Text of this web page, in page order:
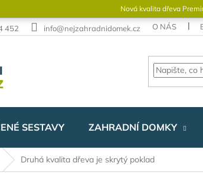
Nová kvalita dřeva
452 info@nejzahradnidomek.cz O NÁS
SESTAVY ZAHRADNÍ DOMKY
Druhá kvalita dřeva je skrytý poklad